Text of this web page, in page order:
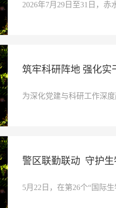
2026年7月29日至31日，
筑牢科研阵地 强化实
为深化党建与科研工作深
警区联勤联动 守护
5月22日，在第26个“国际